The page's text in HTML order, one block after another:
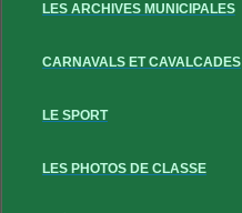
LES ARCHIVES MUNICIPALES
CARNAVALS ET CAVALCADES
LE SPORT
LES PHOTOS DE CLASSE